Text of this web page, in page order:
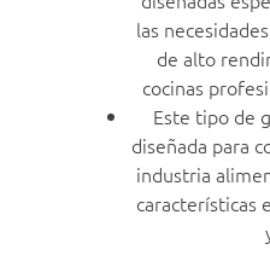
las
de alto
cocinas
Este tipo de
diseñada para
industria
características